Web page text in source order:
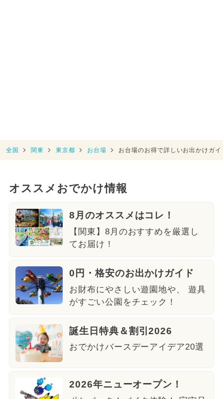
全国 関東 東京都 お台場 お台場のお得で詳しいお出かけガ
オススメおでかけ情報
8月のオススメはコレ！
【関東】8月のおすすめを厳選し
てお届け！
0円・格安のお出かけガイド
お財布にやさしい遊園地や、 遊具
がすごい公園をチェック！
誕生日特典＆割引2026
おでかけバースデーアイデア20選
2026年ニューオープン！